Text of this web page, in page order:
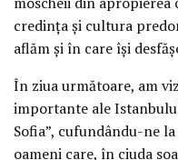
credința și cultura
aflăm și în care își
În ziua următoare, am
importante ale
Sofia”, cufundându-ne
oameni care, în ciuda